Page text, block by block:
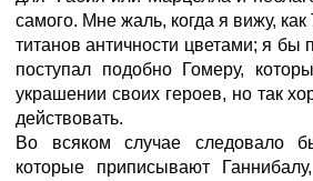
самого. Мне жаль, когда я вижу,
титанов античности цветами; я бы
поступал подобно Гомеру,
украшении своих героев, но так
действовать.
Во всяком случае следовало
которые приписывают